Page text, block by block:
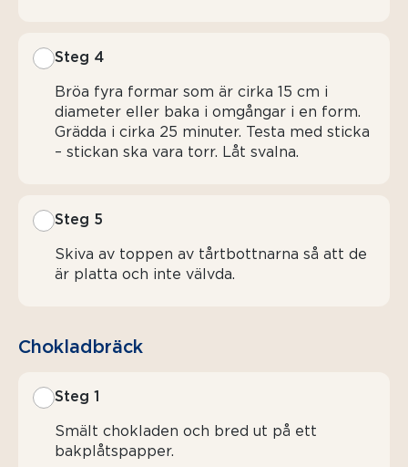
Steg 4
Bröa fyra formar som är cirka 15 cm i
diameter eller baka i omgångar i en form.
Grädda i cirka 25 minuter. Testa med sticka
– stickan ska vara torr. Låt svalna.
Steg 5
Skiva av toppen av tårtbottnarna så att de
är platta och inte välvda.
Chokladbräck
Steg 1
Smält chokladen och bred ut på ett
bakplåtspapper.